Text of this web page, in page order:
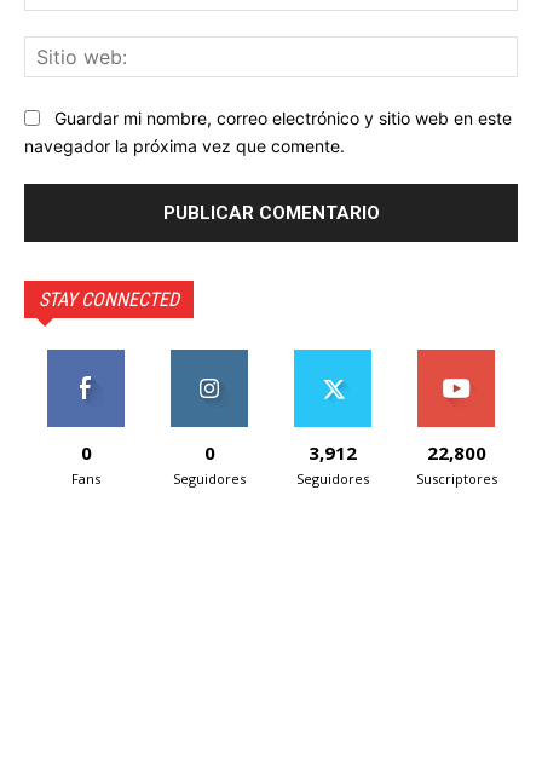
Guardar mi nombre, correo electrónico y sitio web en este
navegador la próxima vez que comente.
STAY CONNECTED
0
Fans
0
Seguidores
3,912
Seguidores
22,800
Suscriptores